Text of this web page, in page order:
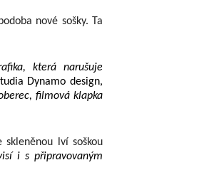
nové sošky. Ta
která narušuje
Dynamo design,
filmová klapka
lví soškou
i s připravovaným